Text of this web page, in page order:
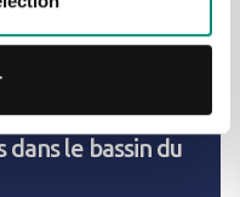
aux
le bassin du